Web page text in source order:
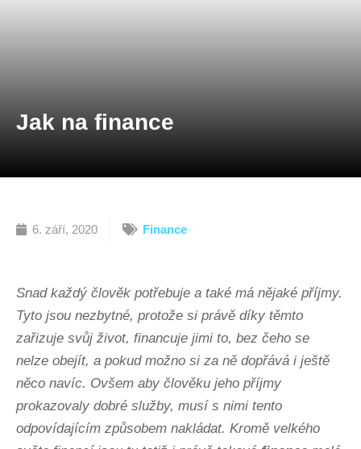
Jak na finance
6. září, 2020 Finance
Snad každý člověk potřebuje a také má nějaké příjmy.
Tyto jsou nezbytné, protože si právě díky těmto
zařizuje svůj život, financuje jimi to, bez čeho se
nelze obejít, a pokud možno si za ně dopřává i ještě
něco navíc. Ovšem aby člověku jeho příjmy
prokazovaly dobré služby, musí s nimi tento
odpovídajícím způsobem nakládat. Kromě velkého